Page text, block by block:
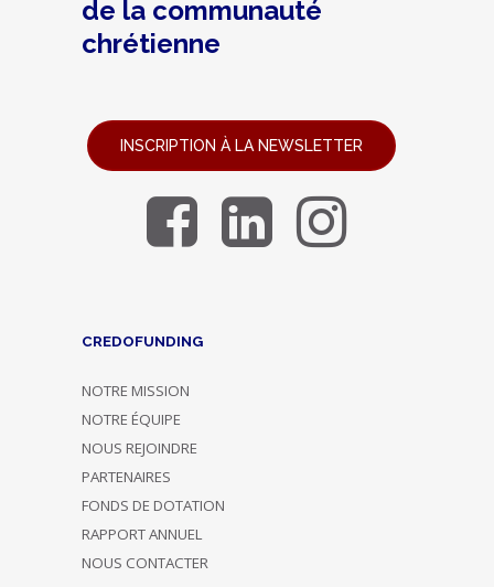
de la communauté
chrétienne
INSCRIPTION À LA NEWSLETTER
CREDOFUNDING
NOTRE MISSION
NOTRE ÉQUIPE
NOUS REJOINDRE
PARTENAIRES
FONDS DE DOTATION
RAPPORT ANNUEL
NOUS CONTACTER